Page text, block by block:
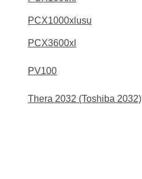
PCX1000xlusu
PCX3600xl
PV100
Thera 2032 (Toshiba 2032)